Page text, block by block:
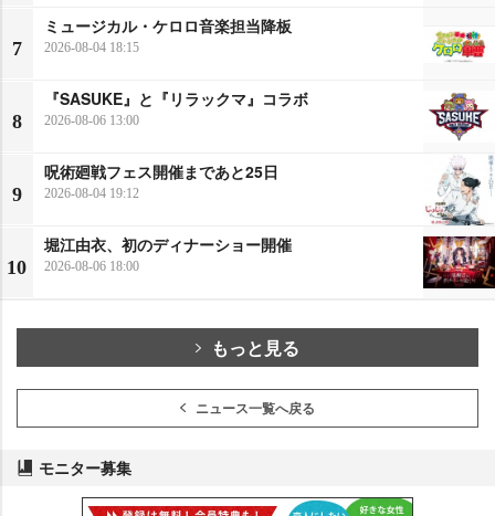
7
ミュージカル・ケロロ音楽担当降板
2026-08-04 18:15
8
『SASUKE』と『リラックマ』コラボ
2026-08-06 13:00
9
呪術廻戦フェス開催まであと25日
2026-08-04 19:12
10
堀江由衣、初のディナーショー開催
2026-08-06 18:00
もっと見る
ニュース一覧へ戻る
モニター募集